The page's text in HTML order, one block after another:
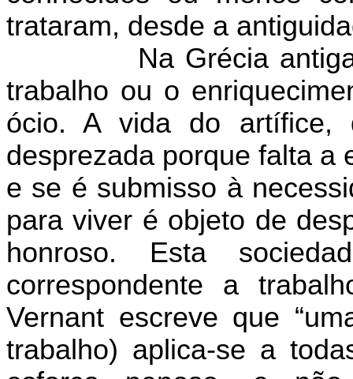
trataram, desde a
Na Grécia
trabalho ou o
ócio. A vida do artífice,
desprezada porque falta a
e se é submisso à
para viver é objeto de
honroso. Esta
correspondente a
Vernant escreve que
trabalho) aplica-se a